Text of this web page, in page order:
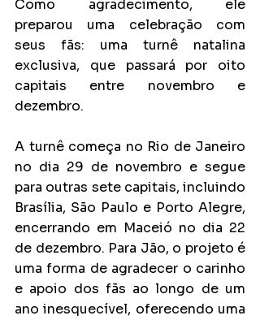
Como agradecimento, ele
preparou uma celebração com
seus fãs: uma turnê natalina
exclusiva, que passará por oito
capitais entre novembro e
dezembro.
A turnê começa no Rio de Janeiro
no dia 29 de novembro e segue
para outras sete capitais, incluindo
Brasília, São Paulo e Porto Alegre,
encerrando em Maceió no dia 22
de dezembro. Para Jão, o projeto é
uma forma de agradecer o carinho
e apoio dos fãs ao longo de um
ano inesquecível, oferecendo uma